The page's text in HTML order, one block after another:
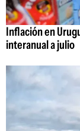
Inflación en
interanual a julio